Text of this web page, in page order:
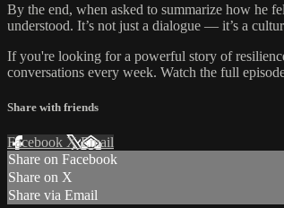
By the end, when asked to summarize how he
understood. It’s not just a dialogue — it’s a
If you're looking for a powerful story of
conversations every week. Watch the full
Share with friends
Facebook XEmail
Share on Facebook
Share on X
Share via Email